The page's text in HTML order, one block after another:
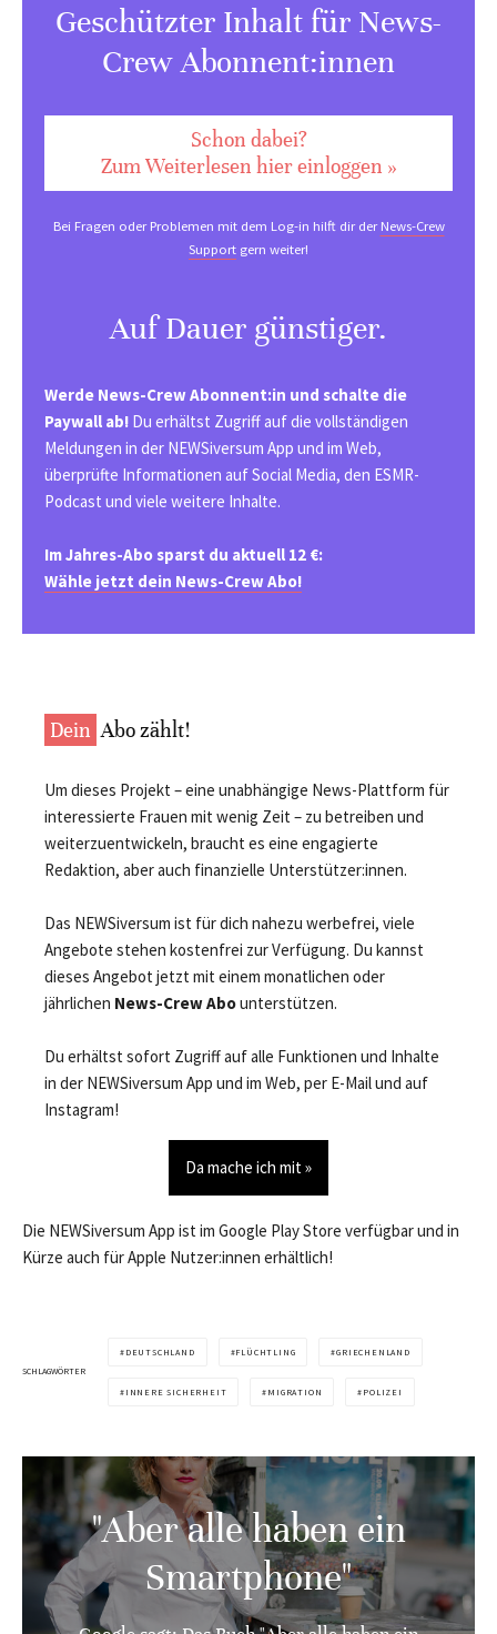
Geschützter Inhalt für News-
Crew Abonnent:innen
Schon dabei?
Zum Weiterlesen hier einloggen »
Bei Fragen oder Problemen mit dem Log-in hilft dir derNews-Crew
Support gern weiter!
Auf Dauer günstiger.
Werde News-Crew Abonnent:in und schalte die
Paywall ab! Du erhältst Zugriff auf die vollständigen
Meldungen in der NEWSiversum App und im Web,
überprüfte Informationen auf Social Media, den ESMR-
Podcast und viele weitere Inhalte.
Im Jahres-Abo sparst du aktuell 12 €:
Wähle jetzt dein News-Crew Abo!
Dein Abo zählt!
Um dieses Projekt – eine unabhängige News-Plattform für
interessierte Frauen mit wenig Zeit – zu betreiben und
weiterzuentwickeln, braucht es eine engagierte
Redaktion, aber auch finanzielle Unterstützer:innen.
Das NEWSiversum ist für dich nahezu werbefrei, viele
Angebote stehen kostenfrei zur Verfügung. Du kannst
dieses Angebot jetzt mit einem monatlichen oder
jährlichen News-Crew Abounterstützen.
Du erhältst sofort Zugriff auf alle Funktionen und Inhalte
in der NEWSiversum App und im Web, per E-Mail und auf
Instagram!
Da mache ich mit »
Die NEWSiversum App ist im Google Play Store verfügbar und in
Kürze auch für Apple Nutzer:innen erhältlich!
SCHLAGWÖRTER
DEUTSCHLAND FLÜCHTLING GRIECHENLAND
INNERE SICHERHEIT MIGRATION POLIZEI
"Aber alle haben ein
Smartphone"